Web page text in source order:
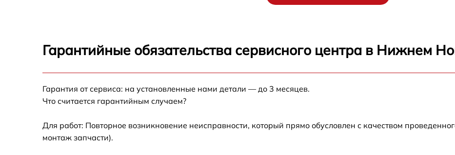
Замена УБЛ Sharp ES-FB6102ARWH
FB6102ARWH
Замена сливного шланга Sharp ES-
Гарантийные обязательства сервисного центра в Нижнем
Гарантия от сервиса: на установленные нами детали — до 3 месяцев.
Что считается гарантийным случаем?
Для работ: Повторное возникновение неисправности, который прямо обусловлен с качеством
монтаж запчасти).